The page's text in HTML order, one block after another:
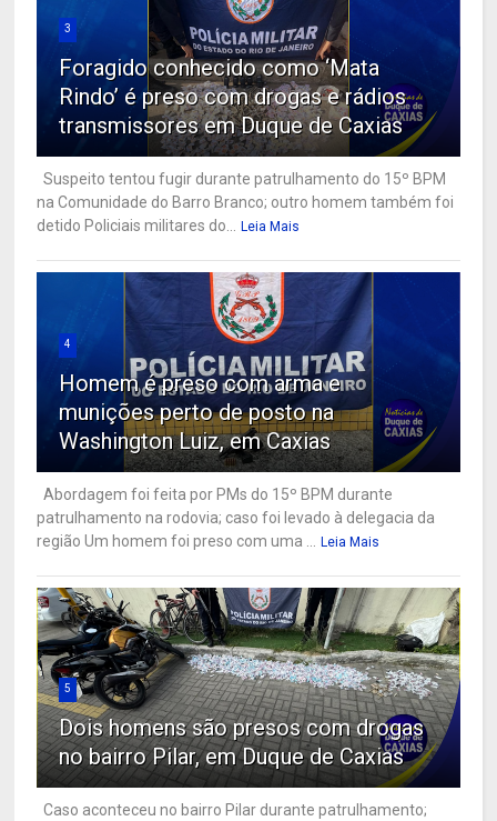
3
Foragido conhecido como ‘Mata
Rindo’ é preso com drogas e rádios
transmissores em Duque de Caxias
Suspeito tentou fugir durante patrulhamento do 15º BPM
na Comunidade do Barro Branco; outro homem também foi
detido Policiais militares do... Leia Mais
4
Homem é preso com arma e
munições perto de posto na
Washington Luiz, em Caxias
Abordagem foi feita por PMs do 15º BPM durante
patrulhamento na rodovia; caso foi levado à delegacia da
região Um homem foi preso com uma ... Leia Mais
5
Dois homens são presos com drogas
no bairro Pilar, em Duque de Caxias
Caso aconteceu no bairro Pilar durante patrulhamento;